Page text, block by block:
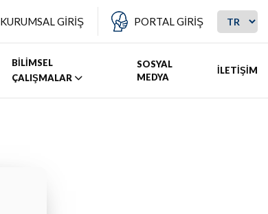
KURUMSAL GİRİŞ PORTAL GİRİŞ
BİLİMSEL
ÇALIŞMALAR
SOSYAL
MEDYA
İLETİŞİM